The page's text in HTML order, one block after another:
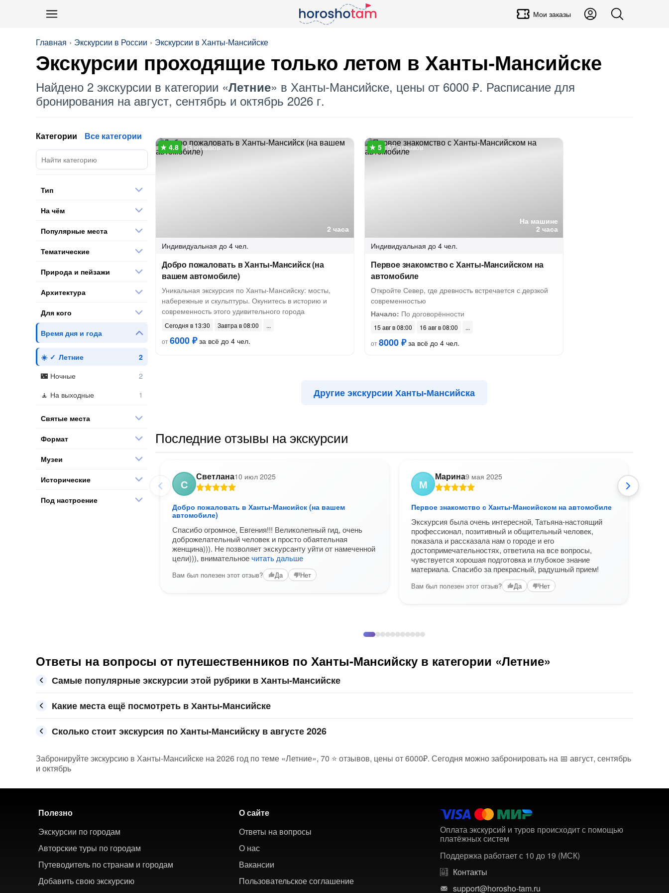
Мои заказы
Главная Экскурсии в России Экскурсии в Ханты-Мансийске
Экскурсии проходящие только летом в Ханты-Мансийске
Найдено 2 экскурсии в категории «Летние» в Ханты-Мансийске, цены от 6000 ₽. Расписание для
бронирования на август, сентябрь и октябрь 2026 г.
2 часа
13 отзывов
Индивидуальная до 4 чел.
Добро пожаловать в Ханты-Мансийск (на
вашем автомобиле)
Уникальная экскурсия по Ханты-Мансийску: мосты,
набережные и скульптуры. Окунитесь в историю и
современность этого удивительного города
Сегодня в 13:30
Завтра в 08:00
от6000 ₽за всё до 4 чел.
На машине
2 часа
57 отзывов
Индивидуальная до 4 чел.
Первое знакомство с Ханты-Мансийском на
автомобиле
Откройте Север, где древность встречается с дерзкой
современностью
Начало: По договорённости
15 авг в 08:00
16 авг в 08:00
от8000 ₽за всё до 4 чел.
Другие экскурсии Ханты-Мансийска
Последние отзывы на экскурсии
С
Светлана10 июл 2025
Добро пожаловать в Ханты-Мансийск (на вашем
автомобиле)
Спасибо огромное, Евгения!!! Великолепный гид, очень
доброжелательный человек и просто обаятельная
женщина))). Не позволяет экскурсанту уйти от намеченной
цели))), внимательноечитать дальше
Вам был полезен этот отзыв? Да Нет
М
Марина9 мая 2025
Первое знакомство с Ханты-Мансийском на автомобиле
Экскурсия была очень интересной, Татьяна-настоящий
профессионал, позитивный и общительный человек,
показала и рассказала нам о городе и его
достопримечательностях, ответила на все вопросы,
чувствуется хорошая подготовка и глубокое знание
материала. Спасибо за прекрасный, радушный прием!
Вам был полезен этот отзыв? Да Нет
Категории Все категории
Тип
На чём
Популярные места
Тематические
Природа и пейзажи
Архитектура
Для кого
Время дня и года
Летние
Ночные
На выходные
Святые места
Формат
Музеи
Исторические
Под настроение
Ответы на вопросы от путешественников по Ханты-Мансийску в категории «Летние»
Самые популярные экскурсии этой рубрики в Ханты-Мансийске
Какие места ещё посмотреть в Ханты-Мансийске
Сколько стоит экскурсия по Ханты-Мансийску в августе 2026
Забронируйте экскурсию в Ханты-Мансийске на 2026 год по теме «Летние», 70 ⭐ отзывов, цены от 6000₽. Сегодня можно забронировать на 📅 август, сентябрь
и октябрь
Полезно
Экскурсии по городам
Авторские туры по городам
Путеводитель по странам и городам
Добавить свою экскурсию
О сайте
Ответы на вопросы
О нас
Вакансии
Пользовательское соглашение
Оплата экскурсий и туров происходит с помощью
платёжных систем
Поддержка работает с 10 до 19 (МСК)
Контакты
support@horosho-tam.ru